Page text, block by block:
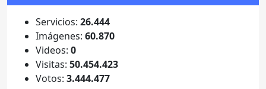
Servicios: 26.444
Imágenes: 60.870
Videos: 0
Visitas: 50.454.423
Votos: 3.444.477